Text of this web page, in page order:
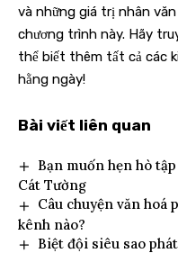
và những giá trị nhân
chương trình này. Hãy
thể biết thêm tất cả các
hằng ngày!
Bài viết liên quan
Bạn muốn hẹn hò
Cát Tường
Câu chuyện văn hoá
kênh nào?
Biệt đội siêu sao